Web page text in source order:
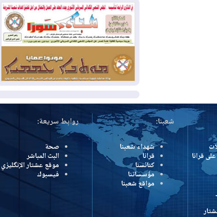
2026-08-01
تقرير: الولايات المتحدة تسحب
منظومة باتريوت الدفاعية من أربيل
2026-08-01
النفط: اتفاقية ثلاثية لاستئناف
التصدير عبر جيهان بطاقة 750 ألف برميل
يومياً
المزيد
شعبنا:
شهداء شعبنا
قرانا
كنائسنا
مؤسساتنا
مواقع شعبنا
روابط سريعة:
صحة
البث المباشر
موقع عشتار الإنگليزي
فيسبوك